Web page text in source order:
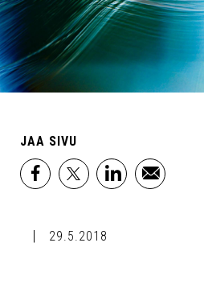
JAA SIVU
facebook
x linkedinemail
29.5.2018